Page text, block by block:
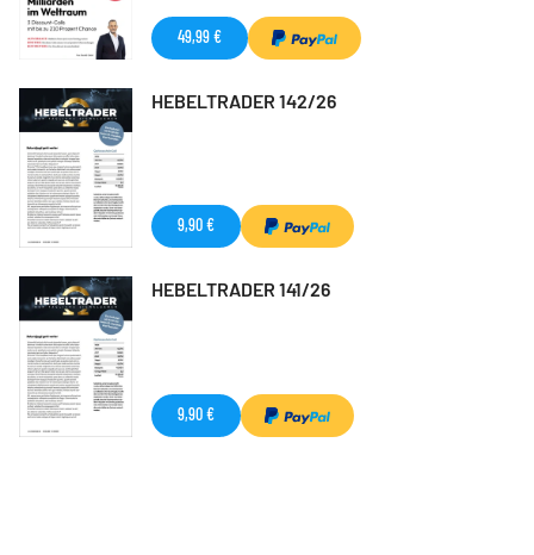
49,99 €
HEBELTRADER 142/26
9,90 €
HEBELTRADER 141/26
9,90 €